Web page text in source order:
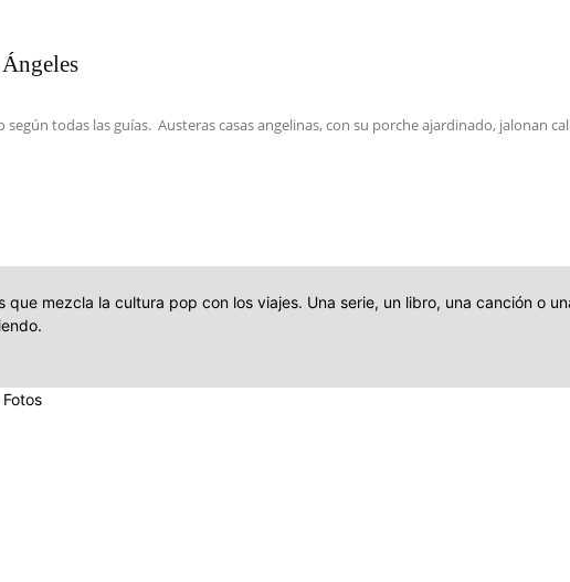
todas las guías. Austeras casas angelinas, con su porche ajardinado, jalonan
que mezcla la cultura pop con los viajes. Una serie, un libro, una canción o